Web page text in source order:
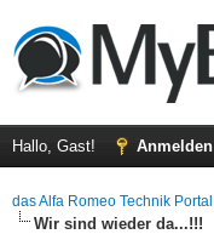
Hallo, Gast! Anmelden
das Alfa Romeo Technik Portal
Wir sind wieder da...!!!